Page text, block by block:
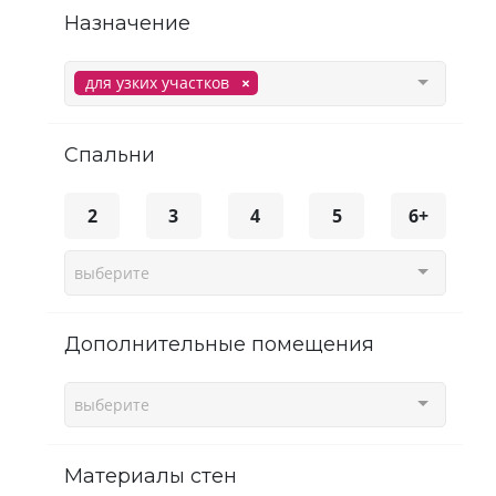
Назначение
для узких участков
спальни
2 3 4 5 6+
выберите
Дополнительные помещения
выберите
Материалы стен